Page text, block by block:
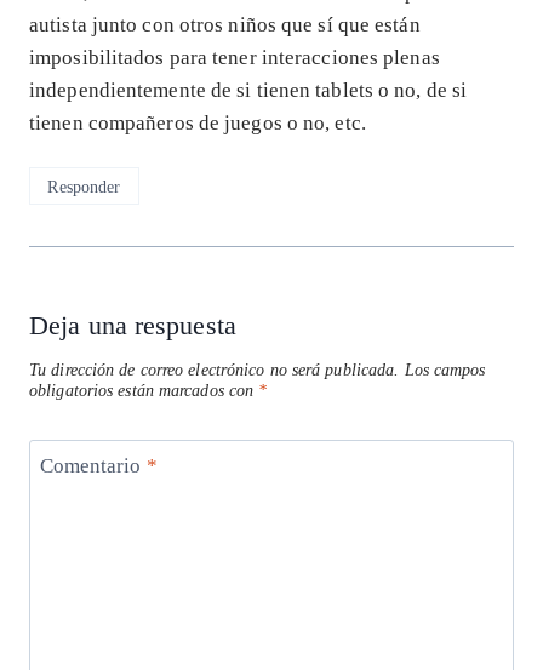
autista junto con otros niños que sí que están
imposibilitados para tener interacciones plenas
independientemente de si tienen tablets o no, de si
tienen compañeros de juegos o no, etc.
Responder
Deja una respuesta
Tu dirección de correo electrónico no será publicada. Los campos
obligatorios están marcados con *
Comentario *